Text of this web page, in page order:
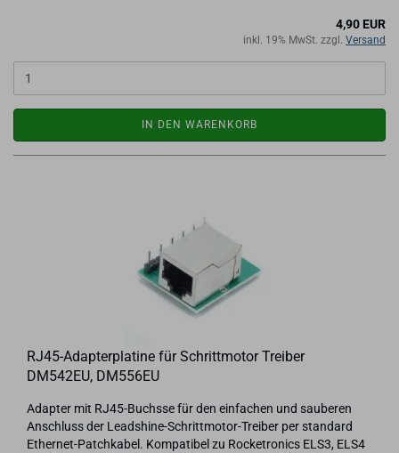
4,90 EUR
inkl. 19% MwSt. zzgl. Versand
IN DEN WARENKORB
RJ45-​Ad­ap­ter­pla­ti­ne für Schritt­mo­tor Trei­ber
DM542EU, DM556EU
Ad­ap­ter mit RJ45-​Buchsse für den ein­fa­chen und sau­be­ren
An­schluss der Leadshine-​Schrittmotor-Treiber per stan­dard
Ethernet-​Patchkabel. Kom­pa­ti­bel zu Ro­cke­tro­nics ELS3, ELS4